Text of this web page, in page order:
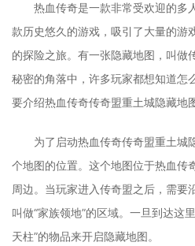
热血传奇是一款非常受欢迎的多
款历史悠久的游戏，吸引了大量的游
的探险之旅。有一张隐藏地图，叫做
秘密的角落中，许多玩家都想知道怎
要介绍热血传奇传奇盟重土城隐藏地
为了启动热血传奇传奇盟重土城
个地图的位置。这个地图位于热血传
周边。当玩家进入传奇盟之后，需要
叫做“家族领地”的区域。一旦到达这
天柱”的物品来开启隐藏地图。